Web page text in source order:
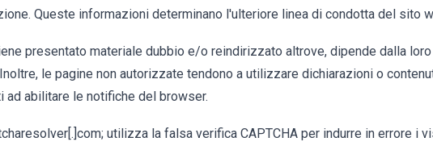
Queste informazioni determinano l'ulteriore linea di condotta del sito
presentato materiale dubbio e/o reindirizzato altrove, dipende dalla loro
le pagine non autorizzate tendono a utilizzare dichiarazioni o
ad abilitare le notifiche del browser.
utilizza la falsa verifica CAPTCHA per indurre in errore i